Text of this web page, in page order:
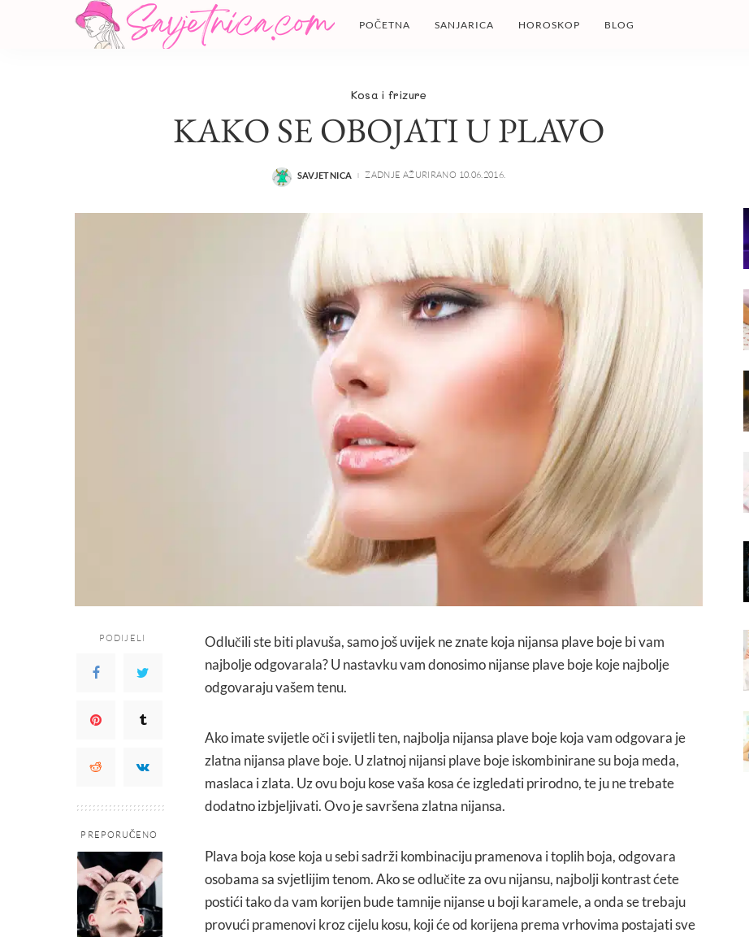
POČETNA SANJARICA HOROSKOP BLOG
Kosa i frizure
KAKO SE OBOJATI U PLAVO
POSTED
SAVJETNICA ZADNJE AŽURIRANO 10.06.2016.
PODIJELI
PREPORUČENO
Odlučili ste biti plavuša, samo još uvijek ne znate koja nijansa plave boje bi vam
najbolje odgovarala? U nastavku vam donosimo nijanse plave boje koje najbolje
odgovaraju vašem tenu.
Ako imate svijetle oči i svijetli ten, najbolja nijansa plave boje koja vam odgovara je
zlatna nijansa plave boje. U zlatnoj nijansi plave boje iskombinirane su boja meda,
maslaca i zlata. Uz ovu boju kose vaša kosa će izgledati prirodno, te ju ne trebate
dodatno izbjeljivati. Ovo je savršena zlatna nijansa.
Plava boja kose koja u sebi sadrži kombinaciju pramenova i toplih boja, odgovara
osobama sa svjetlijim tenom. Ako se odlučite za ovu nijansu, najbolji kontrast ćete
postići tako da vam korijen bude tamnije nijanse u boji karamele, a onda se trebaju
provući pramenovi kroz cijelu kosu, koji će od korijena prema vrhovima postajati sve